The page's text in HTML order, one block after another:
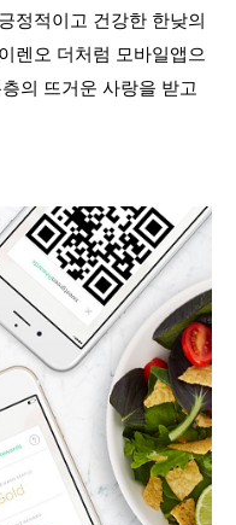
정적이고 건강한 한낮의
렌오 더처럼 모바일앱으
의 뜨거운 사랑을 받고